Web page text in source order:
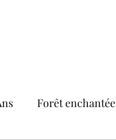
Forêt enchantée